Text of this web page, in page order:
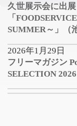
久世展示会に出
「
SUMMER～」（
2026年1月29日
フリーマガジン
SELECTION